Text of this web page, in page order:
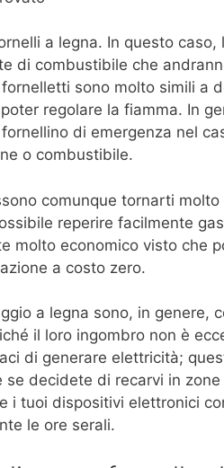
a legna. In questo
di combustibile che
sono molto simili a
regolare la fiamma. In
di emergenza nel
o combustibile.
comunque tornarti
reperire facilmente
molto economico visto che
a costo zero.
a legna sono, in genere,
il loro ingombro non è
di generare elettricità;
se decidete di recarvi in
i tuoi dispositivi elettronici
le ore serali.